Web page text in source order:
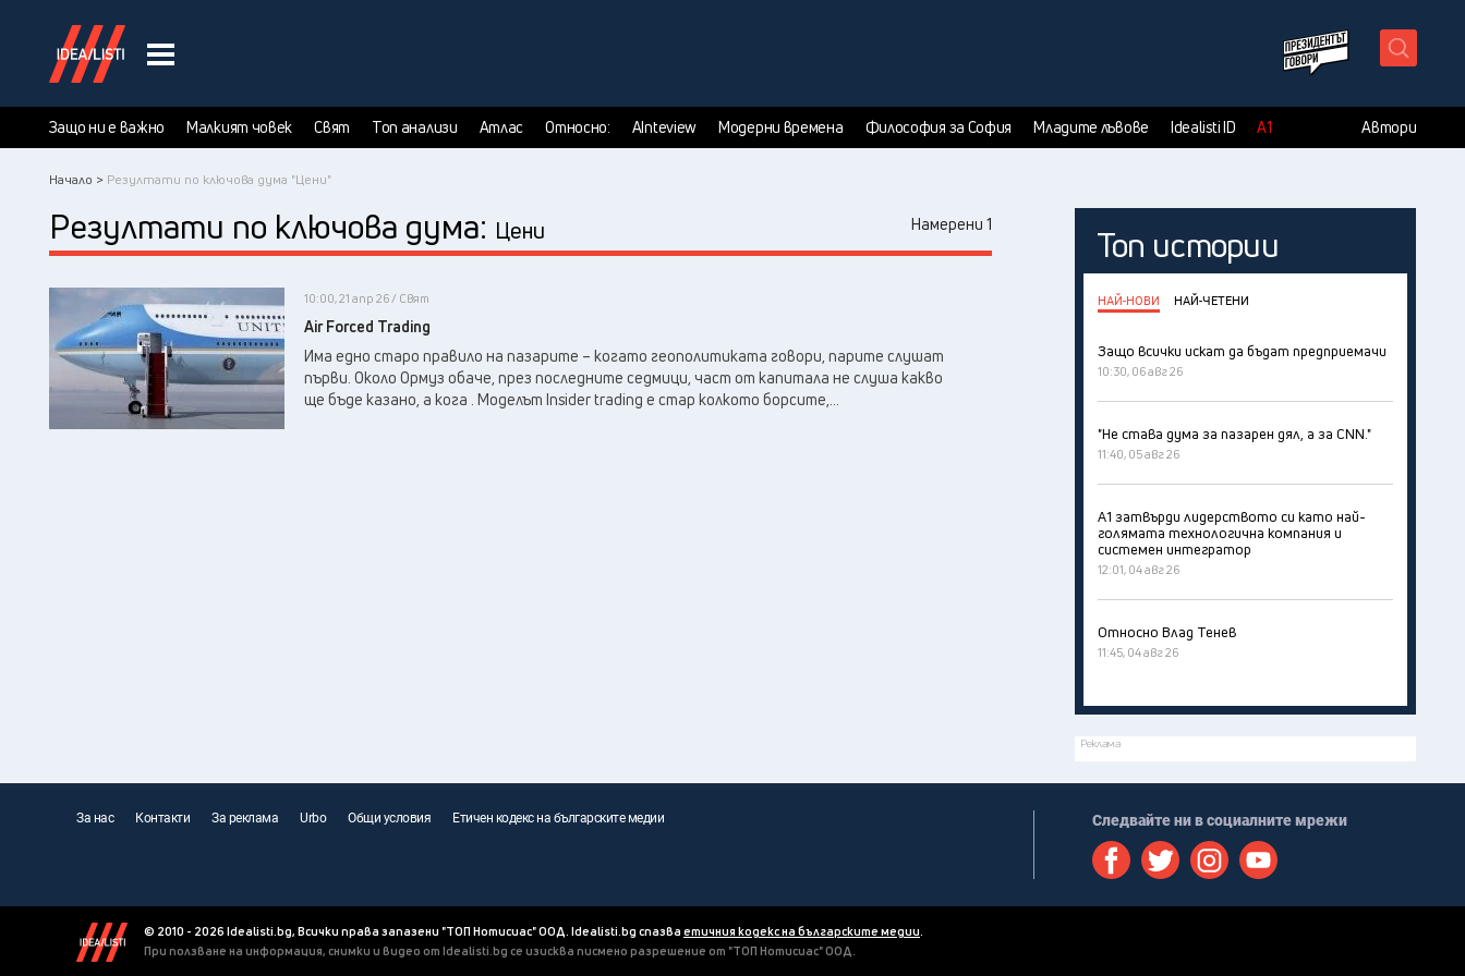
Защо ни е важно Малкият човек Свят Топ анализи Атлас Относно: AInteview Модерни времена Философия за София Младите лъвове Idealisti ID А1 Автори
Начало > Резултати по ключова дума "Цени"
Резултати по ключова дума: Цени Намерени 1
10:00, 21 апр 26 / Свят
Air Forced Trading
Има едно старо правило на пазарите – когато геополитиката говори, парите слушат
първи. Oколо Ормуз обаче, през последните седмици, част от капитала не слуша какво
ще бъде казано, а кога . Моделът Insider trading е стар колкото борсите,...
Топ истории
НАЙ-НОВИ НАЙ-ЧЕТЕНИ
Защо всички искат да бъдат предприемачи
10:30, 06 авг 26
"Не става дума за пазарен дял, а за CNN."
11:40, 05 авг 26
А1 затвърди лидерството си като най-
голямата технологична компания и
системен интегратор
12:01, 04 авг 26
Относно Влад Тенев
11:45, 04 авг 26
Реклама
За нас Контакти За реклама Urbo Общи условия Етичен кодекс на българските медии Следвайте ни в социалните мрежи
© 2010 - 2026 Idealisti.bg, Всички права запазени "ТОП Нотисиас" ООД. Idealisti.bg спазва етичния кодекс на българските медии.
При ползване на информация, снимки и видео от Idealisti.bg се изисква писмено разрешение от "ТОП Нотисиас" ООД.